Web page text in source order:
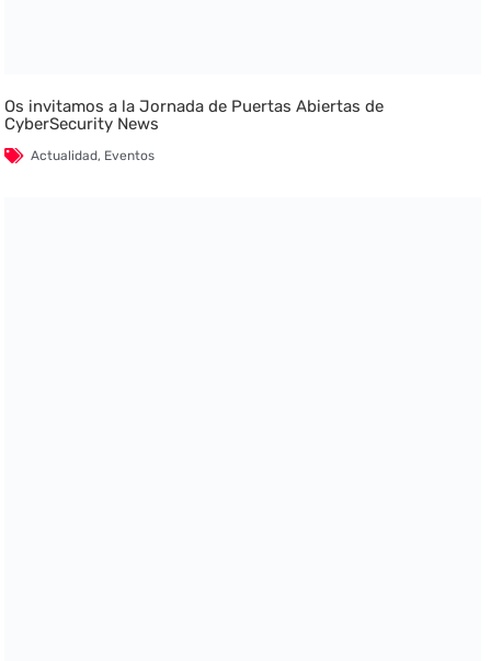
Os invitamos a la Jornada de Puertas Abiertas de
CyberSecurity News
Actualidad, Eventos